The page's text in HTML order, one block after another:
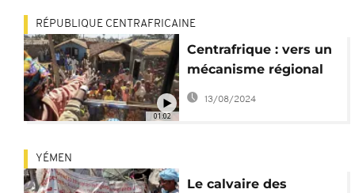
01:02
RÉPUBLIQUE CENTRAFRICAINE
Centrafrique : vers un
mécanisme régional
pour les réfugiés
13/08/2024
YÉMEN
Le calvaire des